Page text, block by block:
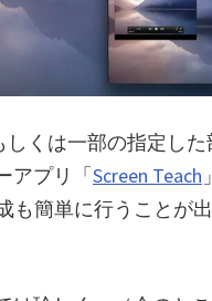
しくは一部の指定し
アプリ「Screen Teach
も簡単に行うことが